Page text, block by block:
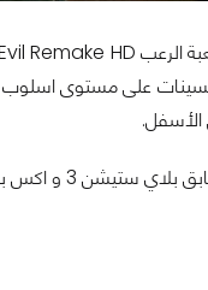
الكثير من التحسينات
الأسفل.